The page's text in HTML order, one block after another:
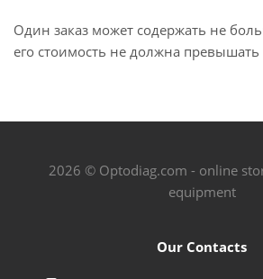
Один заказ может содержать не
его стоимость не должна
2026 © Optodiag.com - online
equipment
Our Contacts